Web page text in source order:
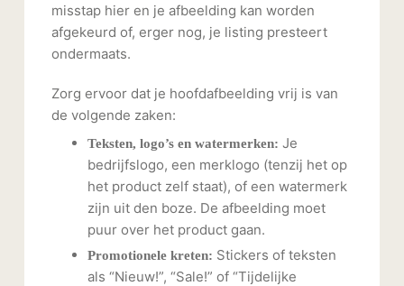
misstap hier en je afbeelding kan worden
afgekeurd of, erger nog, je listing presteert
ondermaats.
Zorg ervoor dat je hoofdafbeelding vrij is van
de volgende zaken:
Teksten, logo’s en watermerken: Je
bedrijfslogo, een merklogo (tenzij het op
het product zelf staat), of een watermerk
zijn uit den boze. De afbeelding moet
puur over het product gaan.
Promotionele kreten: Stickers of teksten
als “Nieuw!”, “Sale!” of “Tijdelijke